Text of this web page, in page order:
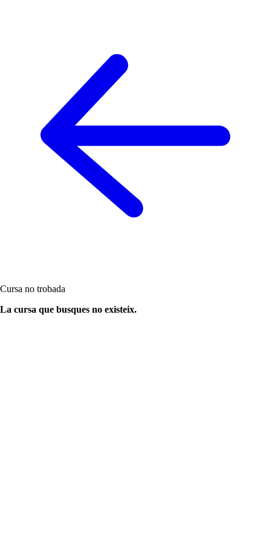
Cursa no trobada
La cursa que busques no existeix.